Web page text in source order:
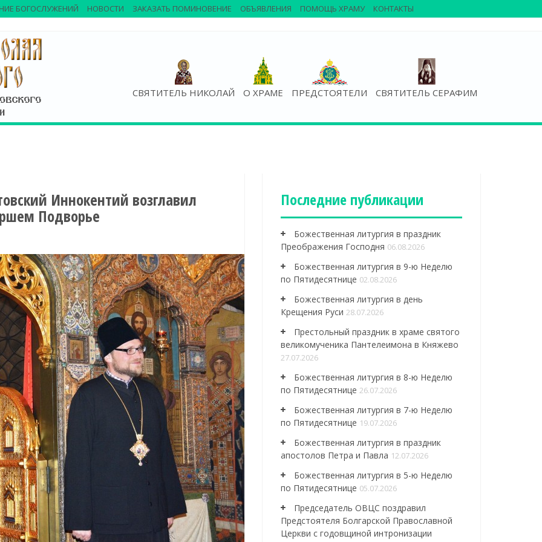
СВЯТИТЕЛЬ НИКОЛАЙ О ХРАМЕ ПРЕДСТОЯТЕЛИ СВЯТИТЕЛЬ СЕРАФИМ
БОГОСЛУЖЕНИЙ НОВОСТИ ЗАКАЗАТЬ ПОМИНОВЕНИЕ ОБЪЯВЛЕНИЯ ПОМОЩЬ ХРАМУ КОНТАКТЫ
Иннокентий возглавил
Подворье
Последние публикации
Божественная литургия в праздник
Преображения Господня 06.08.2026
Божественная литургия в 9-ю Неделю
по Пятидесятнице 02.08.2026
Божественная литургия в день
Крещения Руси 28.07.2026
Престольный праздник в храме святого
великомученика Пантелеимона в Княжево
27.07.2026
Божественная литургия в 8-ю Неделю
по Пятидесятнице 26.07.2026
Божественная литургия в 7-ю Неделю
по Пятидесятнице 19.07.2026
Божественная литургия в праздник
апостолов Петра и Павла 12.07.2026
Божественная литургия в 5-ю Неделю
по Пятидесятнице 05.07.2026
Председатель ОВЦС поздравил
Предстоятеля Болгарской Православной
Церкви с годовщиной интронизации